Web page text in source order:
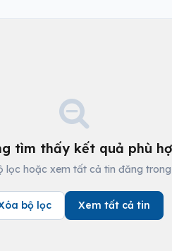
tìm thấy kết quả phù
lọc hoặc xem tất cả tin đăng trong
bộ lọc Xem tất cả tin